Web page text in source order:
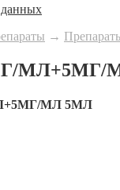
→
МЛ+5МГ/
МЛ 5МЛ